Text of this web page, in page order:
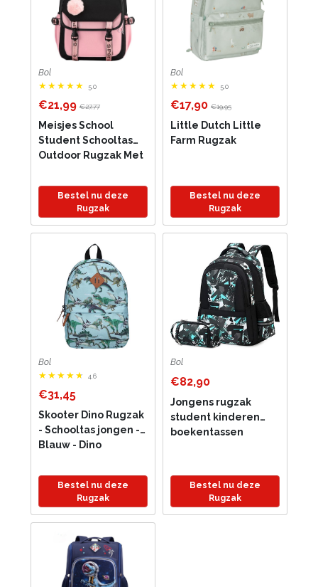
Bol
5.0
€21,99€27,77
Meisjes School
Student Schooltas
Outdoor Rugzak Met
Zwart Roze -
Schooltas - Rugzak -
Rugtas - School -
Tieners -...
Bestel nu deze
Rugzak
Bol
5.0
€17,90 €19,95
Little Dutch Little
Farm Rugzak
Bestel nu deze
Rugzak
Bol
4.6
€31,45
Skooter Dino Rugzak
- Schooltas jongen -
Blauw - Dino
Bestel nu deze
Rugzak
Bol
€82,90
Jongens rugzak
student kinderen
boekentassen
stevig reizen
waterdicht
Bestel nu deze
Rugzak